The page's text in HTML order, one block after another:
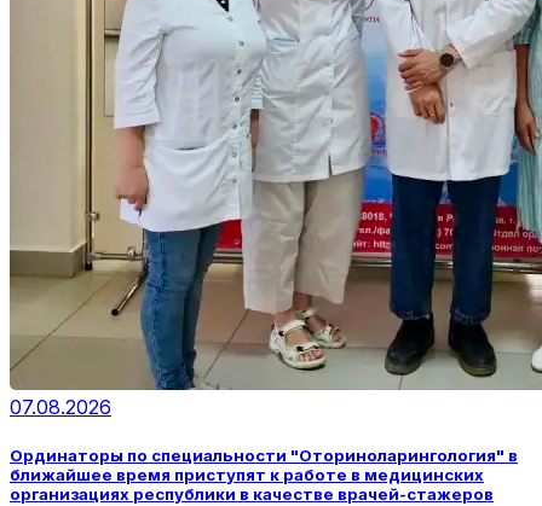
07.08.2026
Ординаторы по специальности "Оториноларингология" в
ближайшее время приступят к работе в медицинских
организациях республики в качестве врачей-стажеров